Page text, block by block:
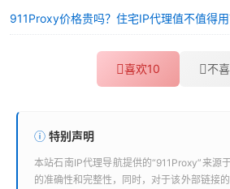
911Proxy价格贵吗？住宅IP代理值不值得
喜欢10 不
特别声明
本站石南IP代理导航提供的“911Proxy”来源
的准确性和完整性，同时，对于该外部链接